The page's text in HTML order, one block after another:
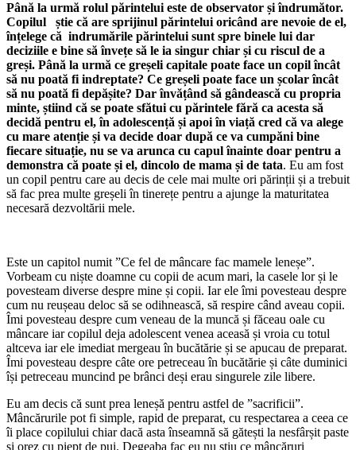
Până la urmă rolul părintelui este de observator și îndrumător.
Copilul știe că are sprijinul părintelui oricând are nevoie de el,
înțelege că indrumările părintelui sunt spre binele lui dar
deciziile e bine să învețe să le ia singur chiar și cu riscul de a
greși. Până la urmă ce greșeli capitale poate face un copil încât
să nu poată fi indreptate? Ce greșeli poate face un școlar încât
să nu poată fi depășite? Dar învățând să gândească cu propria
minte, știind că se poate sfătui cu părintele fără ca acesta să
decidă pentru el, în adolescență și apoi în viață cred că va alege
cu mare atenție și va decide doar după ce va cumpăni bine
fiecare situație, nu se va arunca cu capul înainte doar pentru a
demonstra că poate și el, dincolo de mama și de tata. Eu am fost
un copil pentru care au decis de cele mai multe ori părinții și a trebuit
să fac prea multe greșeli în tinerețe pentru a ajunge la maturitatea
necesară dezvoltării mele.
Este un capitol numit ”Ce fel de mâncare fac mamele leneșe”.
Vorbeam cu niște doamne cu copii de acum mari, la casele lor și le
povesteam diverse despre mine și copii. Iar ele îmi povesteau despre
cum nu reușeau deloc să se odihnească, să respire când aveau copii.
Îmi povesteau despre cum veneau de la muncă și făceau oale cu
mâncare iar copilul deja adolescent venea aceasă și vroia cu totul
altceva iar ele imediat mergeau în bucătărie și se apucau de preparat.
Îmi povesteau despre câte ore petreceau în bucătărie și câte duminici
își petreceau muncind pe brânci deși erau singurele zile libere.
Eu am decis că sunt prea leneșă pentru astfel de ”sacrificii”.
Mâncărurile pot fi simple, rapid de preparat, cu respectarea a ceea ce
îi place copilului chiar dacă asta înseamnă să gătești la nesfârșit paste
și orez cu piept de pui. Degeaba fac eu nu știu ce mâncăruri